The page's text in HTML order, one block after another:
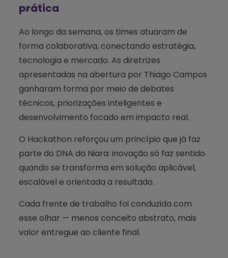
prática
Ao longo da semana, os times atuaram de
forma colaborativa, conectando estratégia,
tecnologia e mercado. As diretrizes
apresentadas na abertura por Thiago Campos
ganharam forma por meio de debates
técnicos, priorizações inteligentes e
desenvolvimento focado em impacto real.
O Hackathon reforçou um princípio que já faz
parte do DNA da Niara: inovação só faz sentido
quando se transforma em solução aplicável,
escalável e orientada a resultado.
Cada frente de trabalho foi conduzida com
esse olhar — menos conceito abstrato, mais
valor entregue ao cliente final.